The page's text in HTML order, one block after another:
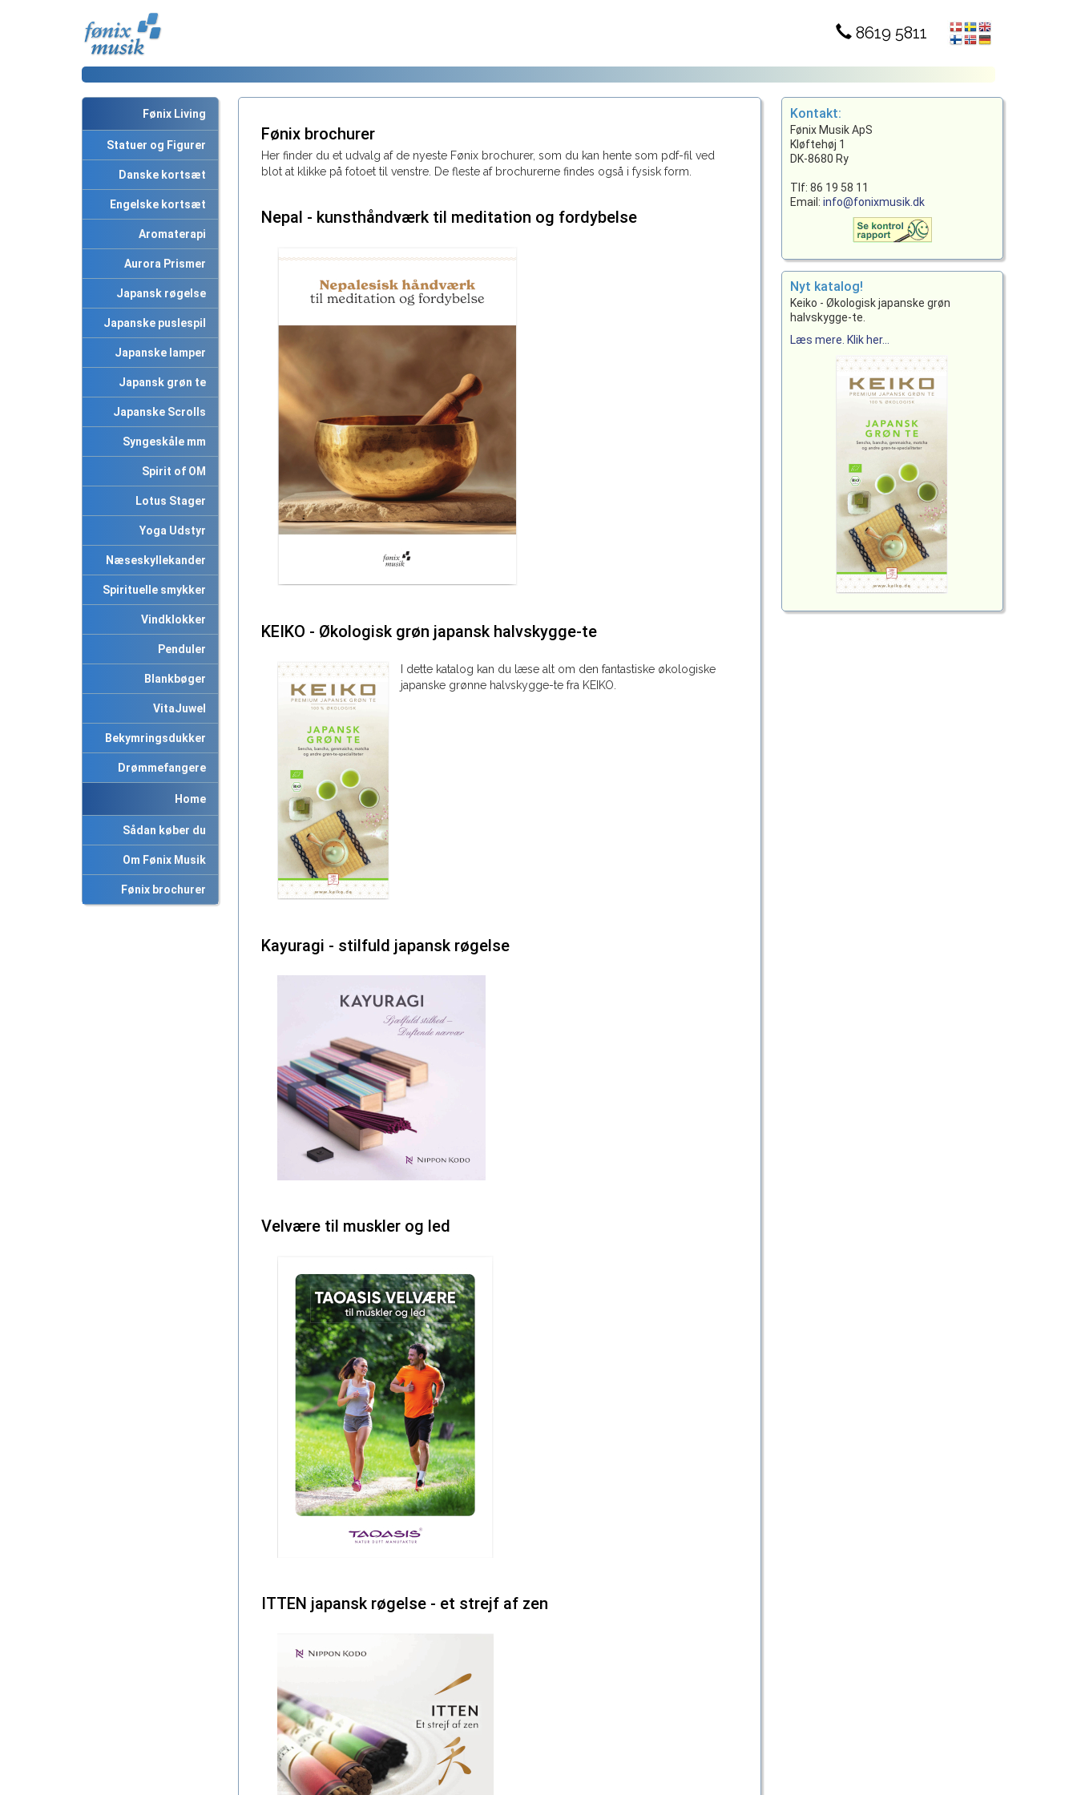
8619 5811
Fønix Living
Statuer og Figurer
Danske kortsæt
Engelske kortsæt
Aromaterapi
Aurora Prismer
Japansk røgelse
Japanske puslespil
Japanske lamper
Japansk grøn te
Japanske Scrolls
Syngeskåle mm
Spirit of OM
Lotus Stager
Yoga Udstyr
Næseskyllekander
Spirituelle smykker
Vindklokker
Penduler
Blankbøger
VitaJuwel
Bekymringsdukker
Drømmefangere
Home
Sådan køber du
Om Fønix Musik
Fønix brochurer
Fønix brochurer
Her finder du et udvalg af de nyeste Fønix brochurer, som du kan hente som pdf-fil ved
blot at klikke på fotoet til venstre. De fleste af brochurerne findes også i fysisk form.
Nepal - kunsthåndværk til meditation og fordybelse
KEIKO - Økologisk grøn japansk halvskygge-te
I dette katalog kan du læse alt om den fantastiske økologiske
japanske grønne halvskygge-te fra KEIKO.
Kayuragi - stilfuld japansk røgelse
Velvære til muskler og led
ITTEN japansk røgelse - et strejf af zen
Kontakt:
Fønix Musik ApS
Kløftehøj 1
DK-8680 Ry
Tlf: 86 19 58 11
Email:info@fonixmusik.dk
Nyt katalog!
Keiko - Økologisk japanske grøn
halvskygge-te.
Læs mere. Klik her...